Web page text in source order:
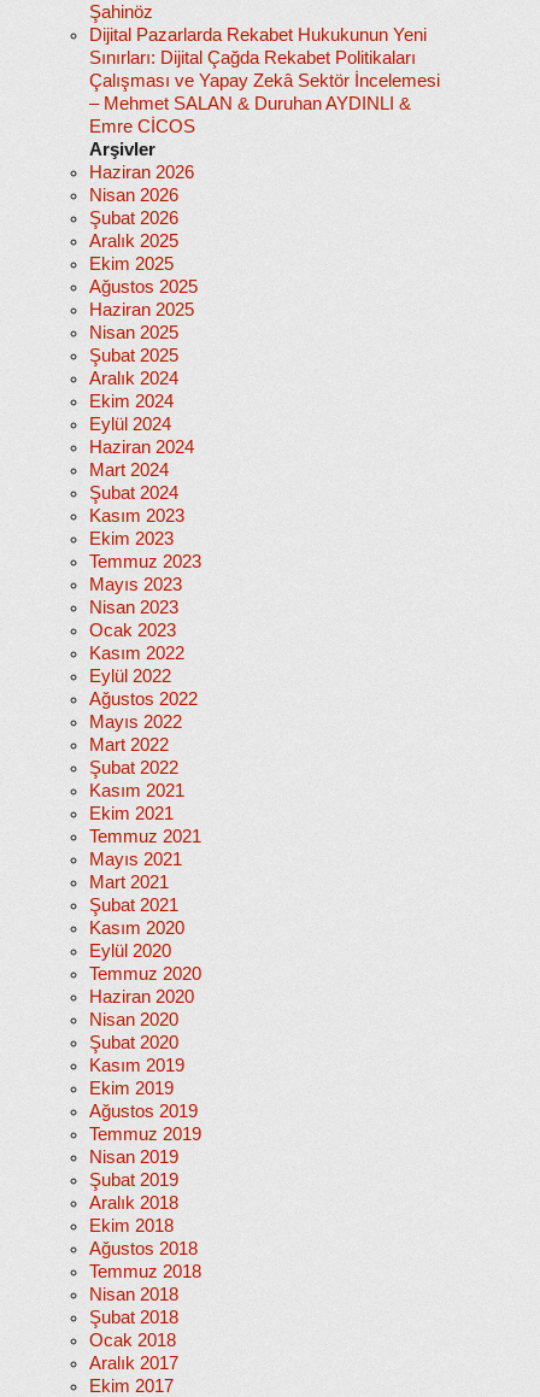
Şahinöz
Dijital Pazarlarda Rekabet Hukukunun Yeni
Sınırları: Dijital Çağda Rekabet Politikaları
Çalışması ve Yapay Zekâ Sektör İncelemesi
– Mehmet SALAN & Duruhan AYDINLI &
Emre CİCOS
Arşivler
Haziran 2026
Nisan 2026
Şubat 2026
Aralık 2025
Ekim 2025
Ağustos 2025
Haziran 2025
Nisan 2025
Şubat 2025
Aralık 2024
Ekim 2024
Eylül 2024
Haziran 2024
Mart 2024
Şubat 2024
Kasım 2023
Ekim 2023
Temmuz 2023
Mayıs 2023
Nisan 2023
Ocak 2023
Kasım 2022
Eylül 2022
Ağustos 2022
Mayıs 2022
Mart 2022
Şubat 2022
Kasım 2021
Ekim 2021
Temmuz 2021
Mayıs 2021
Mart 2021
Şubat 2021
Kasım 2020
Eylül 2020
Temmuz 2020
Haziran 2020
Nisan 2020
Şubat 2020
Kasım 2019
Ekim 2019
Ağustos 2019
Temmuz 2019
Nisan 2019
Şubat 2019
Aralık 2018
Ekim 2018
Ağustos 2018
Temmuz 2018
Nisan 2018
Şubat 2018
Ocak 2018
Aralık 2017
Ekim 2017